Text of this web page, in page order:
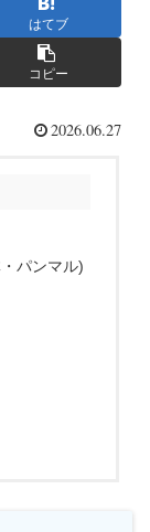
はてブ
コピー
2026.06.27
パンマル)